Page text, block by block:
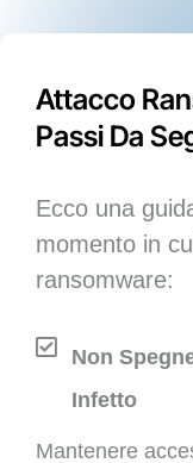
Attacco
Passi Da
Ecco una
momento in
ransomware:
Non
Infetto
Mantenere